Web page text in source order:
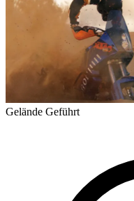
Gelände Geführt